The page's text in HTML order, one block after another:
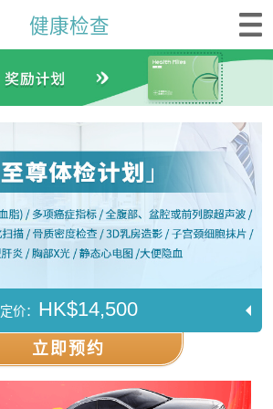
健康检查
定价： HK$14,500
立即预约